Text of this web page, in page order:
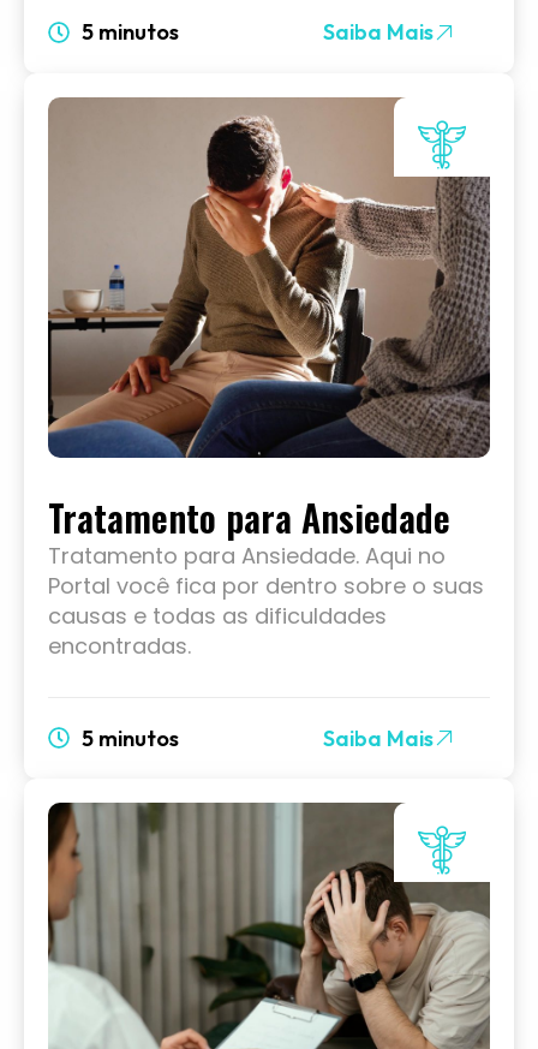
5 minutos Saiba Mais
Tratamento para Ansiedade
Tratamento para Ansiedade. Aqui no
Portal você fica por dentro sobre o suas
causas e todas as dificuldades
encontradas.
5 minutos Saiba Mais